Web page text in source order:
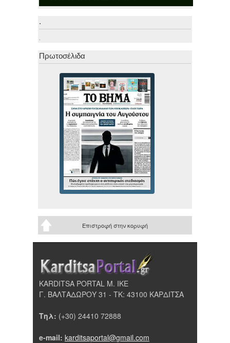
.
.
Πρωτοσέλιδα
Επιστροφή στην κορυφή
KARDITSA PORTAL Μ. ΙΚΕ
Γ. ΒΑΛΤΑΔΩΡΟΥ 31 - ΤΚ: 43100 ΚΑΡΔΙΤΣΑ
Τηλ: (+30) 24410 72888
e-mail: karditsaportal@gmail.com